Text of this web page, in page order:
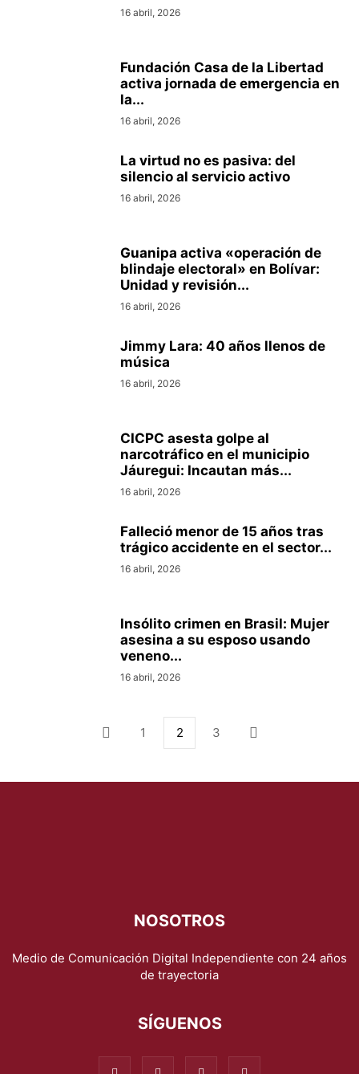
16 abril, 2026
Fundación Casa de la Libertad
activa jornada de emergencia en
la...
16 abril, 2026
La virtud no es pasiva: del
silencio al servicio activo
16 abril, 2026
Guanipa activa «operación de
blindaje electoral» en Bolívar:
Unidad y revisión...
16 abril, 2026
Jimmy Lara: 40 años llenos de
música
16 abril, 2026
CICPC asesta golpe al
narcotráfico en el municipio
Jáuregui: Incautan más...
16 abril, 2026
Falleció menor de 15 años tras
trágico accidente en el sector...
16 abril, 2026
Insólito crimen en Brasil: Mujer
asesina a su esposo usando
veneno...
16 abril, 2026
1 2 3
NOSOTROS
Medio de Comunicación Digital Independiente con 24 años
de trayectoria
SÍGUENOS